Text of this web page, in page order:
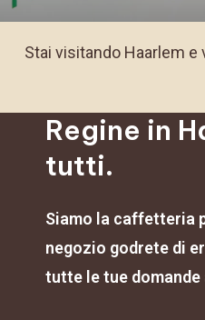
Stai visitando Haarlem
Regine in
tutti.
Siamo la caffetteria
negozio godrete di
tutte le tue